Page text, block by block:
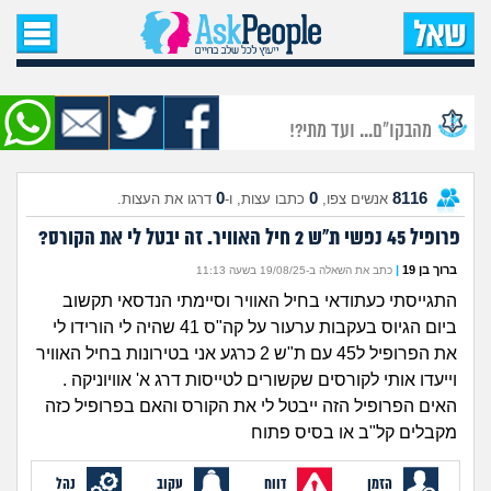
עמוד הבית
שאל שאלה
שאלות חדשות
שאלות שעוררו עניין
עצות חדשות
מה קורה כאן?
מתחם הטיפים
מהבקו"ם... ועד מתי?!
8116 אנשים צפו, 0 כתבו עצות, ו-0 דרגו את העצות.
פרופיל 45 נפשי ת"ש 2 חיל האוויר. זה יבטל לי את הקורס?
ברוך בן 19 | כתב את השאלה ב-19/08/25 בשעה 11:13
התגייסתי כעתודאי בחיל האוויר וסיימתי הנדסאי תקשוב
ביום הגיוס בעקבות ערעור על קה"ס 41 שהיה לי הורידו לי
את הפרופיל ל45 עם ת"ש 2 כרגע אני בטירונות בחיל האוויר
וייעדו אותי לקורסים שקשורים לטייסות דרג א' אוויוניקה .
האים הפרופיל הזה ייבטל לי את הקורס והאם בפרופיל כזה
מקבלים קל"ב או בסיס פתוח
הזמן דווח עקוב נהל